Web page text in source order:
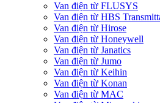
Van điện từ FLUSYS
Van điện từ HBS
Van điện từ Hirose
Van điện từ Honeywell
Van điện từ Janatics
Van điện từ Jumo
Van điện từ Keihin
Van điện từ Konan
Van điện từ MAC